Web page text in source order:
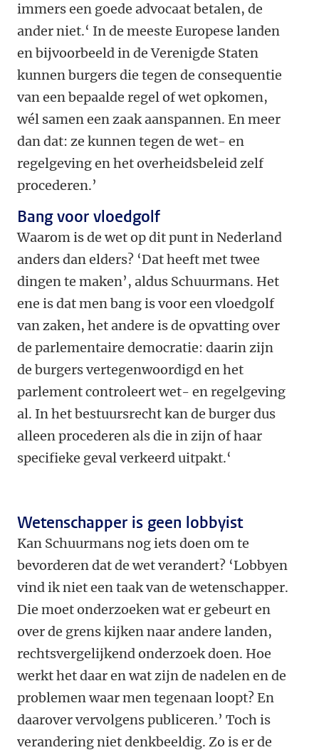
immers een goede advocaat betalen, de
ander niet.‘ In de meeste Europese landen
en bijvoorbeeld in de Verenigde Staten
kunnen burgers die tegen de consequentie
van een bepaalde regel of wet opkomen,
wél samen een zaak aanspannen. En meer
dan dat: ze kunnen tegen de wet- en
regelgeving en het overheidsbeleid zelf
procederen.’
Bang voor vloedgolf
Waarom is de wet op dit punt in Nederland
anders dan elders? ‘Dat heeft met twee
dingen te maken’, aldus Schuurmans. Het
ene is dat men bang is voor een vloedgolf
van zaken, het andere is de opvatting over
de parlementaire democratie: daarin zijn
de burgers vertegenwoordigd en het
parlement controleert wet- en regelgeving
al. In het bestuursrecht kan de burger dus
alleen procederen als die in zijn of haar
specifieke geval verkeerd uitpakt.‘
Wetenschapper is geen lobbyist
Kan Schuurmans nog iets doen om te
bevorderen dat de wet verandert? ‘Lobbyen
vind ik niet een taak van de wetenschapper.
Die moet onderzoeken wat er gebeurt en
over de grens kijken naar andere landen,
rechtsvergelijkend onderzoek doen. Hoe
werkt het daar en wat zijn de nadelen en de
problemen waar men tegenaan loopt? En
daarover vervolgens publiceren.’ Toch is
verandering niet denkbeeldig. Zo is er de